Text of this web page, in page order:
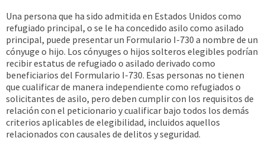
Una persona que ha sido admitida en Estados Unidos como
refugiado principal, o se le ha concedido asilo como asilado
principal, puede presentar un Formulario I-730 a nombre de un
cónyuge o hijo. Los cónyuges o hijos solteros elegibles podrían
recibir estatus de refugiado o asilado derivado como
beneficiarios del Formulario I-730. Esas personas no tienen
que cualificar de manera independiente como refugiados o
solicitantes de asilo, pero deben cumplir con los requisitos de
relación con el peticionario y cualificar bajo todos los demás
criterios aplicables de elegibilidad, incluidos aquellos
relacionados con causales de delitos y seguridad.